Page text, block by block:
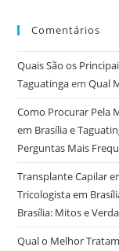
Comentários
Quais São os
TaguatingaemQual
Como Procurar Pela
em Brasília e
Perguntas Mais
Transplante Capilar
Tricologista em
Brasília: Mitos e
Qual o Melhor